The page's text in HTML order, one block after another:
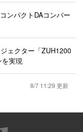
ンパクトDAコンバー
ェクター「ZUH1200
実現
8/7 11:29 更新